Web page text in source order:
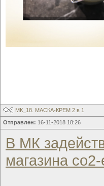
МК_18. МАСКА-КРЕМ 2 в 1
Отправлен: 16-11-2018 18:26
В МК
магазина